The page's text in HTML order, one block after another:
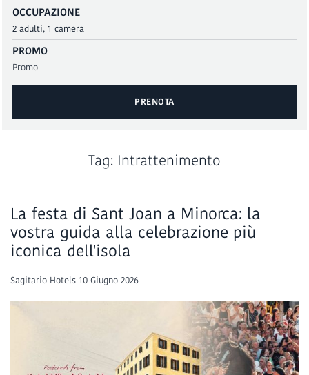
OCCUPAZIONE
PROMO
PRENOTA
Tag: Intrattenimento
La festa di Sant Joan a Minorca: la
vostra guida alla celebrazione più
iconica dell'isola
Sagitario Hotels 10 Giugno 2026